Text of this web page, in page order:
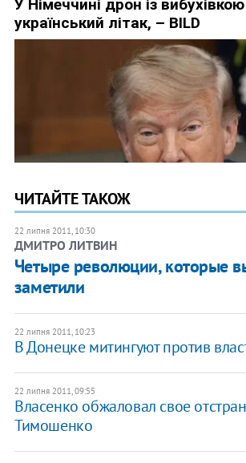
ЧИТАЙТЕ ТАКОЖ
22 липня 2011, 10:30
ДМИТРО ЛИТВИН
Четыре революции, которые
заметили
22 липня 2011, 10:23
В Донецке митингуют против
22 липня 2011, 09:55
Власенко обжаловал свое
Тимошенко